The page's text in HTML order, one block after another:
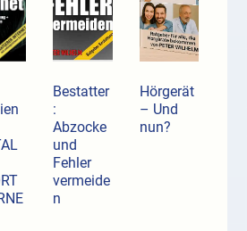
Bestatter
:
Abzocke
und
Fehler
vermeide
n
Hörgerät
– Und
nun?